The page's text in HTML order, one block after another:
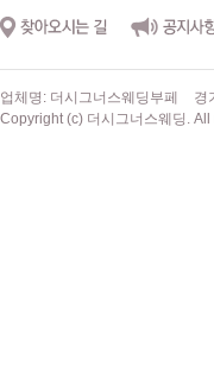
업체명: 더시그너스웨딩부페 경
Copyright (c) 더시그너스웨딩.